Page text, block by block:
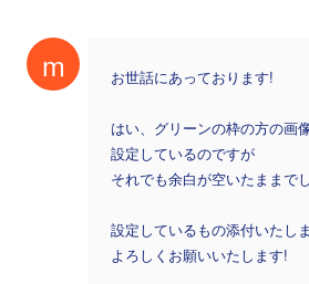
m お世話にあっております!
はい、グリーンの枠の方の画
設定しているのですが
それでも余白が空いたままでし
設定しているもの添付いたしま
よろしくお願いいたします!